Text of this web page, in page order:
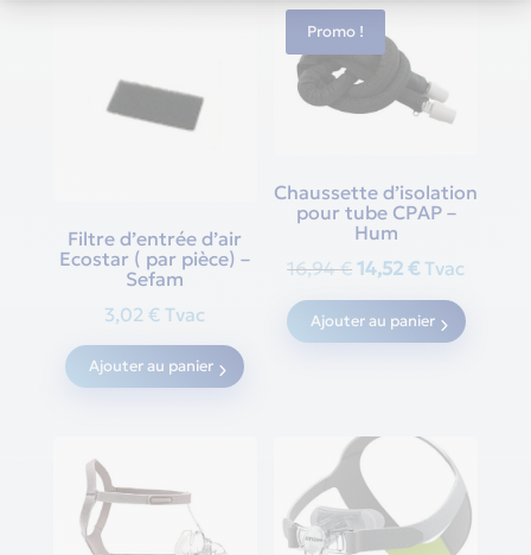
Filtre d’entrée d’air
Ecostar ( par pièce) –
Sefam
3,02€ Tvac
Ajouter au panier
Promo !
Chaussette d’isolation
pour tube CPAP –
Hum
16,94€ Original
price
was:
14,52€Current
price
is:
Tvac
Ajouter au panier